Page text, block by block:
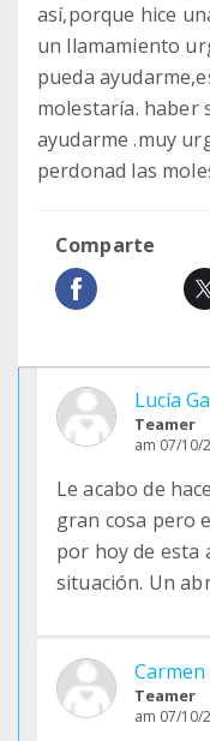
así,porque hice
un llamamiento
pueda
molestaría. haber
ayudarme .muy
perdonad las
Comparte
Lucía
Teamer
am 07/10/
Le acabo de
gran cosa pero
por hoy de esta
situación. Un
Carmen
Teamer
am 07/10/